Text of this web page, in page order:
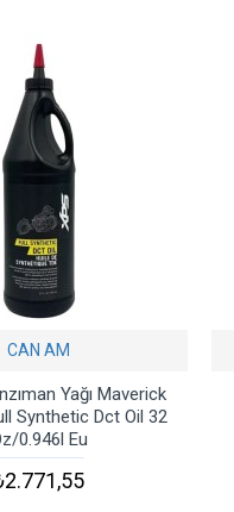
CAN AM
Yağı Maverick
Synthetic Dct Oil 32
0.946l Eu